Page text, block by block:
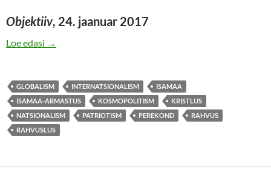
Objektiiv, 24. jaanuar 2017
Loe edasi KRISTLANE PEAB OLEMA RAHVUSLIKULT
→
GLOBALISM INTERNATSIONALISM
ISAMAA
ISAMAA-ARMASTUS
KOSMOPOLITISM
KRISTLUS
NATSIONALISM
PATRIOTISM PEREKOND
RAHVUS
RAHVUSLUS